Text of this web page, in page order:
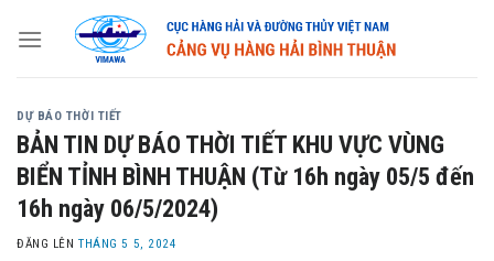
DỰ BÁO THỜI TIẾT
BẢN TIN DỰ BÁO THỜI TIẾT KHU VỰC VÙNG
BIỂN TỈNH BÌNH THUẬN (Từ 16h ngày 05/5 đến
16h ngày 06/5/2024)
ĐĂNG LÊNTHÁNG 5 5, 2024